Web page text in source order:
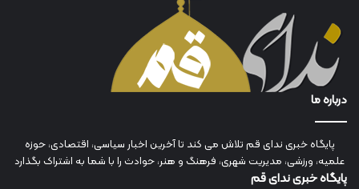
درباره ما
پایگاه خبری ندای قم تلاش می کند تا آخرین اخبار سیاسی، اقتصادی، حوزه
علمیه، ورزشی، مدیریت شهری، فرهنگ و هنر، حوادث را با شما به اشتراک بگذارد
پایگاه خبری ندای قم